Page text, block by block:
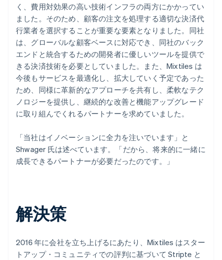
く、費用対効果の高い技術インフラの両方にかかってい
ました。そのため、顧客の注文を処理する適切な決済代
行業者を選択することが重要な要素となりました。同社
は、グローバルな顧客ベースに対応でき、同社のバック
エンドと統合するための開発者に優しいツールを提供で
きる決済技術を必要としていました。また、Mixtiles は
今後もサービスを最適化し、拡大していく予定であった
ため、同様に革新的なアプローチを共有し、柔軟なテク
ノロジーを提供し、継続的な改善と機能アップグレード
に取り組んでくれるパートナーを求めていました。
「当社はイノベーションに全力を注いでいます」と
Shwager 氏は述べています。「だから、将来的に一緒に
成長できるパートナーが必要だったのです。」
解決策
2016 年に会社を立ち上げるにあたり、Mixtiles はスター
トアップ・コミュニティでの評判に基づいて Stripte と